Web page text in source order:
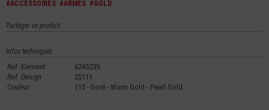
#ACCESSOIRES #ARMES #GOLD
Partager ce produit
Infos techniques
Ref. Element
6245239
Ref. Design
25111
Couleur
115 - Doré - Warm Gold - Pearl Gold